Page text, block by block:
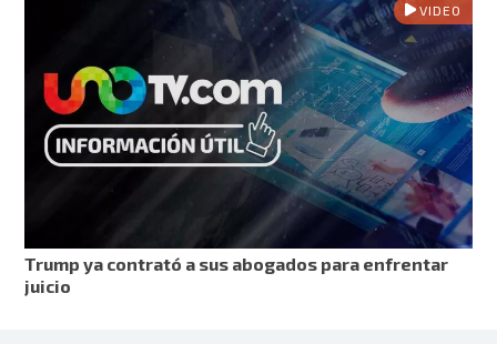
VIDEO
Trump ya contrató a sus abogados para enfrentar
juicio